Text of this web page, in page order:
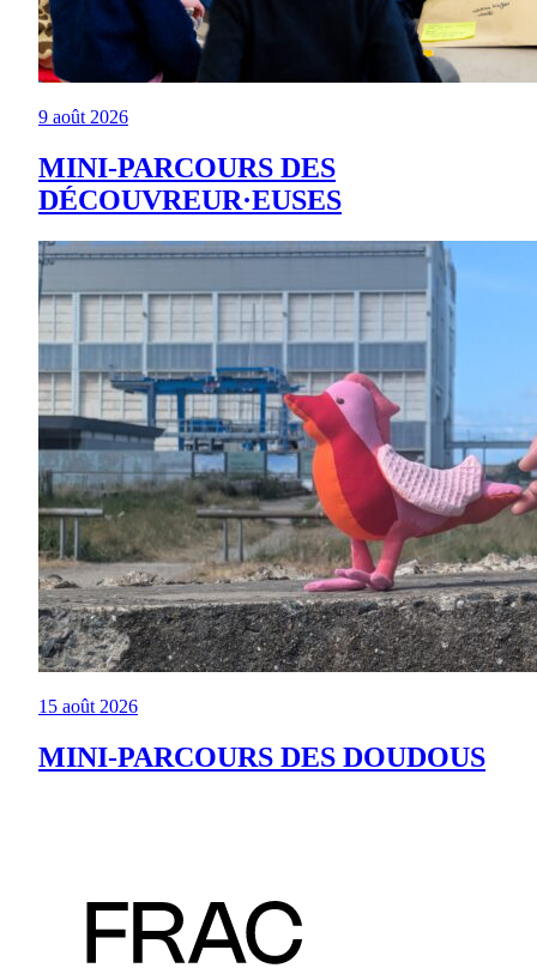
9 août 2026
MINI-PARCOURS DES
DÉCOUVREUR·EUSES
15 août 2026
MINI-PARCOURS DES DOUDOUS